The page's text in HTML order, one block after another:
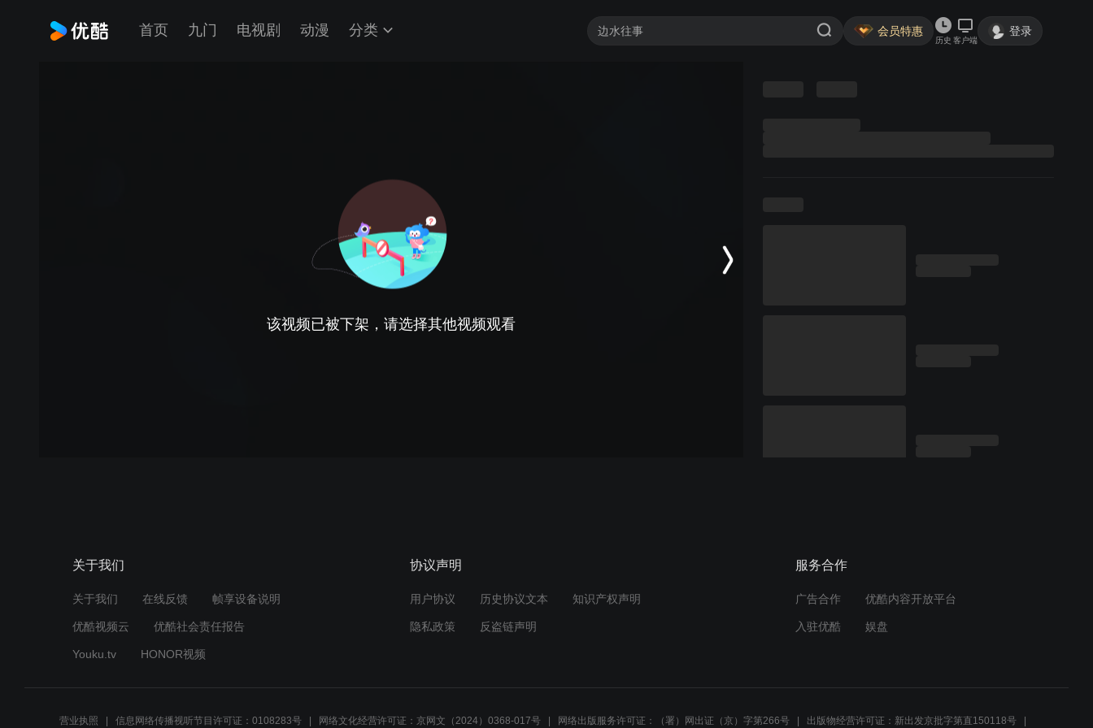
首页 九门 电视剧 动漫 分类 会员特惠
历史 客户端
登录
该视频已被下架，请选择其他视频观看
关于我们
关于我们 在线反馈 帧享设备说明
优酷视频云 优酷社会责任报告
Youku.tv HONOR视频
协议声明
用户协议 历史协议文本 知识产权声明
隐私政策 反盗链声明
服务合作
广告合作 优酷内容开放平台
入驻优酷 娱盘
营业执照 信息网络传播视听节目许可证：0108283号 网络文化经营许可证：京网文（2024）0368-017号 网络出版服务许可证：（署）网出证（京）字第266号 出版物经营许可证：新出发京批字第直150118号